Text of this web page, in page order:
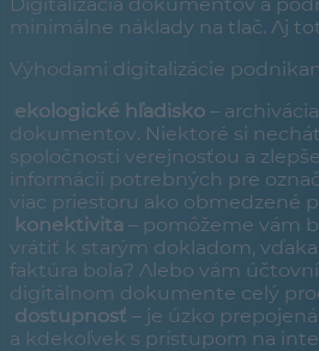
minimálne náklady na tlač. Aj
Výhodami digitalizácie
ekologické hľadisko –
dokumentov. Niektoré si
spoločnosti verejnosťou a
informácií potrebných pre
viac priestoru ako obmedzené
konektivita – pomôžeme vám
vrátiť k starým dokladom,
faktúra bola? Alebo vám
digitálnom dokumente celý
dostupnosť – je úzko
a kdekoľvek s prístupom na